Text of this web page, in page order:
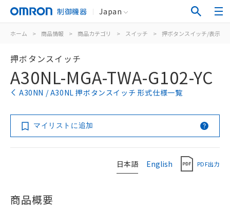
制御機器 Japan
ホーム > 商品情報 > 商品カテゴリ > スイッチ > 押ボタンスイッチ/表示灯
押ボタンスイッチ
A30NL-MGA-TWA-G102-YC
A30NN / A30NL 押ボタンスイッチ 形式仕様一覧
マイリストに追加
日本語 English PDF出力
商品概要